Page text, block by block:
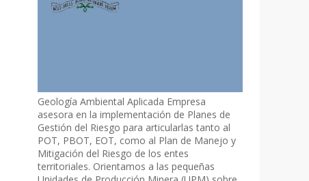
Geología Ambiental Aplicada Empresa
asesora en la implementación de Planes de
Gestión del Riesgo para articularlas tanto al
POT, PBOT, EOT, como al Plan de Manejo y
Mitigación del Riesgo de los entes
territoriales. Orientamos a las pequeñas